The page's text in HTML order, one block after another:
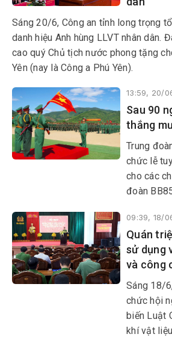
cấp ủy,
phương.
Sáng 20/6, Công an tỉnh long trọng
danh hiệu Anh hùng LLVT nhân dân.
cao quý Chủ tịch nước phong tặng
Yên (nay là Công a Phú Yên).
13:59, 20/
Sau 90
thắng
Trung
chức lễ
cho các
đoàn
09:39, 18/
Quán
sử dụng
và công
Sáng 18/
chức hội
biến Luật
khí vật